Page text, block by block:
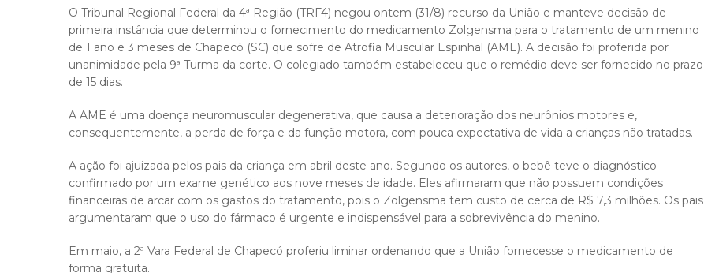
O Tribunal Regional Federal da 4ª Região (TRF4) negou ontem (31/8) recurso da União e manteve decisão de
primeira instância que determinou o fornecimento do medicamento Zolgensma para o tratamento de um menino
de 1 ano e 3 meses de Chapecó (SC) que sofre de Atrofia Muscular Espinhal (AME). A decisão foi proferida por
unanimidade pela 9ª Turma da corte. O colegiado também estabeleceu que o remédio deve ser fornecido no prazo
de 15 dias.
A AME é uma doença neuromuscular degenerativa, que causa a deterioração dos neurônios motores e,
consequentemente, a perda de força e da função motora, com pouca expectativa de vida a crianças não tratadas.
A ação foi ajuizada pelos pais da criança em abril deste ano. Segundo os autores, o bebê teve o diagnóstico
confirmado por um exame genético aos nove meses de idade. Eles afirmaram que não possuem condições
financeiras de arcar com os gastos do tratamento, pois o Zolgensma tem custo de cerca de R$ 7,3 milhões. Os pais
argumentaram que o uso do fármaco é urgente e indispensável para a sobrevivência do menino.
Em maio, a 2ª Vara Federal de Chapecó proferiu liminar ordenando que a União fornecesse o medicamento de
forma gratuita.